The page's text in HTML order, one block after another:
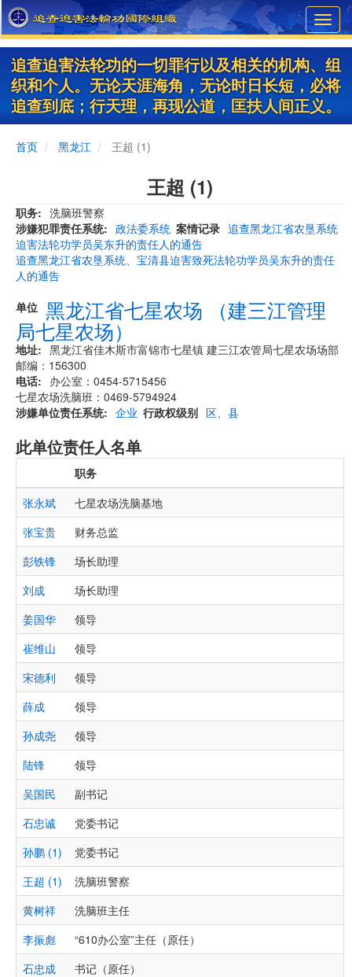
Skip
to
main
content
追查迫害法轮功的一切罪行以及相关的机构、组
织和个人。无论天涯海角，无论时日长短，必将
追查到底；行天理，再现公道，匡扶人间正义。
首页 黑龙江 王超 (1)
王超 (1)
职务
洗脑班警察
涉嫌犯罪责任系统
政法委系统 案情记录 追查黑龙江省农垦系统
迫害法轮功学员吴东升的责任人的通告
追查黑龙江省农垦系统、宝清县迫害致死法轮功学员吴东升的责任
人的通告
单位 黑龙江省七星农场 （建三江管理
局七星农场）
地址
黑龙江省佳木斯市富锦市七星镇 建三江农管局七星农场场部
邮编：156300
电话
办公室：0454-5715456
七星农场洗脑班：0469-5794924
涉嫌单位责任系统
企业 行政权级别 区、县
此单位责任人名单
职务
张永斌
七星农场洗脑基地
张宝贵
财务总监
彭铁锋
场长助理
刘成
场长助理
姜国华
领导
崔维山
领导
宋德利
领导
薛成
领导
孙成尧
领导
陆锋
领导
吴国民
副书记
石忠诚
党委书记
孙鹏 (1)
党委书记
王超 (1)
洗脑班警察
黄树祥
洗脑班主任
李振彪
“610办公室”主任（原任）
石忠成
书记（原任）